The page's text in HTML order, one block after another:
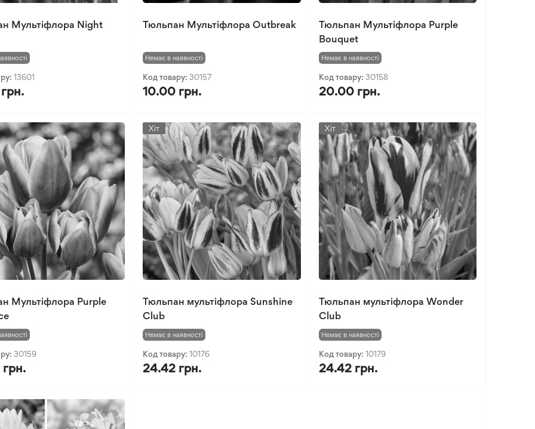
Мультіфлора Night
13601
Тюльпан Мультіфлора Outbreak
Немає в наявності
Код товару:30157
10.00 грн.
Тюльпан Мультіфлора Purple
Bouquet
Немає в наявності
Код товару: 30158
20.00 грн.
Мультіфлора Purple
30159
Хіт
Тюльпан мультіфлора Sunshine
Club
Немає в наявності
Код товару:10176
24.42 грн.
Хіт
Тюльпан мультіфлора Wonder
Club
Немає в наявності
Код товару: 10179
24.42 грн.